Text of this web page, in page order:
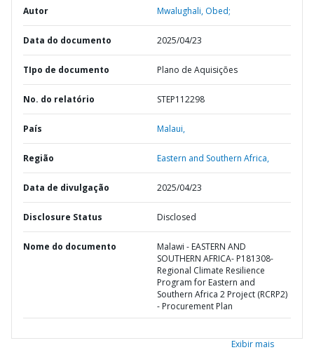
Autor Mwalughali, Obed;
Data do documento 2025/04/23
TIpo de documento Plano de Aquisições
No. do relatório STEP112298
País Malaui,
Região Eastern and Southern Africa,
Data de divulgação 2025/04/23
Disclosure Status Disclosed
Nome do documento
Malawi - EASTERN AND
SOUTHERN AFRICA- P181308-
Regional Climate Resilience
Program for Eastern and
Southern Africa 2 Project (RCRP2)
- Procurement Plan
Exibir mais